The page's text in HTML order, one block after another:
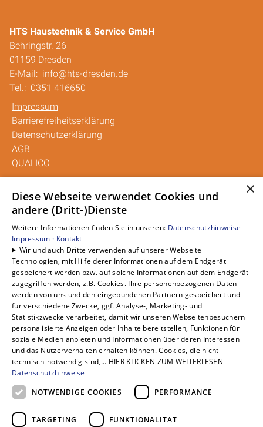
HTS Haustechnik & Service GmbH
Behringstr. 26
01159 Dresden
E-Mail: info@hts-dresden.de
Tel.: 0351 416650
Impressum
Barrierefreiheitserklärung
Datenschutzerklärung
AGB
QUALICO
Unsere Bereiche
Privatkunden
Gewerbekunden
Karriere
Unternehmen
Kontakt
×
Diese Webseite verwendet Cookies und
andere (Dritt-)Dienste
Weitere Informationen finden Sie in unseren: Datenschutzhinweise
Impressum · Kontakt
Wir und auch Dritte verwenden auf unserer Webseite
Technologien, mit Hilfe derer Informationen auf dem Endgerät
gespeichert werden bzw. auf solche Informationen auf dem Endgerät
zugegriffen werden, z.B. Cookies. Ihre personenbezogenen Daten
werden von uns und den eingebundenen Partnern gespeichert und
für verschiedene Zwecke, ggf. Analyse-, Marketing- und
Statistikzwecke verarbeitet, damit wir unseren Webseitenbesuchern
personalisierte Anzeigen oder Inhalte bereitstellen, Funktionen für
soziale Medien anbieten und Informationen über deren Interessen
und das Nutzerverhalten erhalten können. Cookies, die nicht
technisch-notwendig sind,... HIER KLICKEN ZUM WEITERLESEN
Datenschutzhinweise
NOTWENDIGE COOKIES
PERFORMANCE
TARGETING FUNKTIONALITÄT